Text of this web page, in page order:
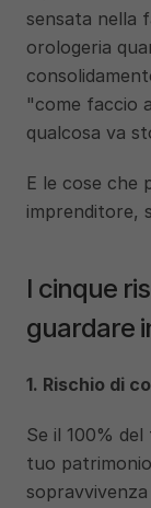
sensata nella
orologeria
"come faccio
qualcosa va
E le cose che
imprenditore,
I cinque
guardare
1. Rischio di
Se il 100%
tuo